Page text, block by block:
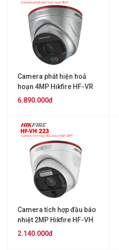
Camera phát hiện hoả
hoạn 4MP Hikfire HF-VR
343
6.890.000đ
Camera tích hợp đầu báo
nhiệt 2MP Hikfire HF-VH
223
2.140.000đ